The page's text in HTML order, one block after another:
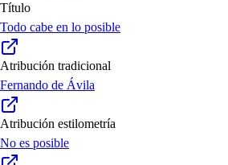
Título
Todo cabe en lo posible
Atribución tradicional
Fernando de Ávila
Atribución estilometría
No es posible